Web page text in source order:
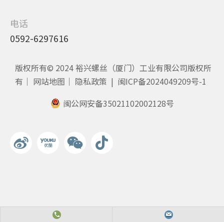
电话
0592-6297616
版权所有© 2024 裕兴螺丝（厦门）工业有限公司版权所
有｜ 网站地图 ｜ 隐私政策 | 闽ICP备2024049209号-1
闽公网安备35021102002128号